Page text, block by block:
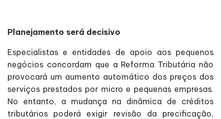
Planejamento será decisivo
Especialistas e entidades de apoio aos pequenos
negócios concordam que a Reforma Tributária não
provocará um aumento automático dos preços dos
serviços prestados por micro e pequenas empresas.
No entanto, a mudança na dinâmica de créditos
tributários poderá exigir revisão da precificação,